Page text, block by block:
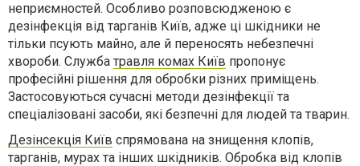
неприємностей. Особливо розповсюдженою є
дезінфекція від тарганів Київ, адже ці шкідники не
тільки псують майно, але й переносять небезпечні
хвороби. Служба травля комах Київ пропонує
професійні рішення для обробки різних приміщень.
Застосовуються сучасні методи дезінфекції та
спеціалізовані засоби, які безпечні для людей та тварин.
Дезінсекція Київ спрямована на знищення клопів,
тарганів, мурах та інших шкідників. Обробка від клопів